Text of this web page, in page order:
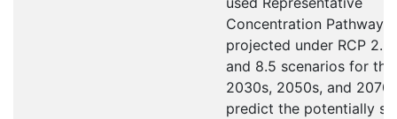
Concentration Pathways
projected under RCP
and 8.5 scenarios for
2030s, 2050s, and
predict the potentially